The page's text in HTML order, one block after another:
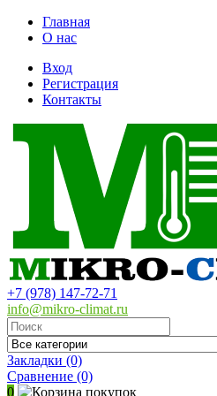
Главная
О нас
Вход
Регистрация
Контакты
+7 (978) 147-72-71
info@mikro-climat.ru
Закладки (0)
Сравнение (0)
0